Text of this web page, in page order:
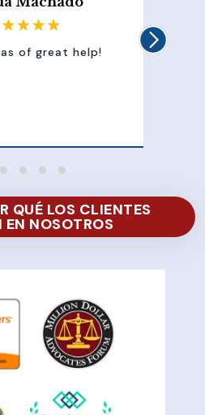
of great help!
QUÉ LOS CLIENTES
NOSOTROS